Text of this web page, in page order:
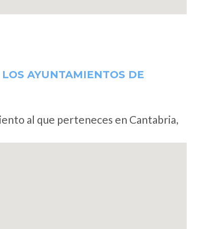
AYUNTAMIENTOS DE
al que perteneces en Cantabria,